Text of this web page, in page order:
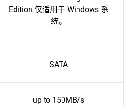
Edition 仅适用于 Windows 系
统。
SATA
up to 150MB/s